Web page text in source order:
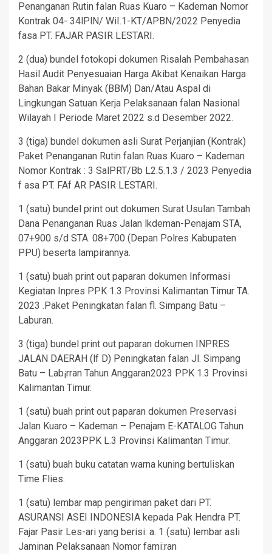
Penanganan Rutin falan Ruas Kuaro – Kademan Nomor
Kontrak 04- 34lPlN/ WiI.1-KT/APBN/2022 Penyedia
fasa PT. FAJAR PASIR LESTARI.
2 (dua) bundel fotokopi dokumen Risalah Pembahasan
Hasil Audit Penyesuaian Harga Akibat Kenaikan Harga
Bahan Bakar Minyak (BBM) Dan/Atau Aspal di
Lingkungan Satuan Kerja Pelaksanaan falan Nasional
Wilayah I Periode Maret 2022 s.d Desember 2022.
3 (tiga) bundel dokumen asli Surat Perjanjian (Kontrak)
Paket Penanganan Rutin falan Ruas Kuaro – Kademan
Nomor Kontrak : 3 SalPRT/Bb L2.5.1.3 / 2023 Penyedia
f asa PT. FAf AR PASIR LESTARI.
1 (satu) bundel print out dokumen Surat Usulan Tambah
Dana Penanganan Ruas Jalan lkdeman-Penajam STA,
07+900 s/d STA. 08+700 (Depan Polres Kabupaten
PPU) beserta lampirannya.
1 (satu) buah print out paparan dokumen Informasi
Kegiatan Inpres PPK 1.3 Provinsi Kalimantan Timur TA.
2023 .Paket Peningkatan falan fl. Simpang Batu –
Laburan.
3 (tiga) bundel print out paparan dokumen INPRES
JALAN DAERAH (lf D) Peningkatan falan Jl. Simpang
Batu – Lab¡rran Tahun Anggaran2023 PPK 1.3 Provinsi
Kalimantan Timur.
1 (satu) buah print out paparan dokumen Preservasi
Jalan Kuaro – Kademan – Penajam E-KATALOG Tahun
Anggaran 2023PPK L.3 Provinsi Kalimantan Timur.
1 (satu) buah buku catatan warna kuning bertuliskan
Time Flies.
1 (satu) lembar map pengiriman paket dari PT.
ASURANSI ASEI INDONESIA kepada Pak Hendra PT.
Fajar Pasir Les-ari yang berisi: a. 1 (satu) lembar asli
Jaminan Pelaksanaan Nomor fami:ran